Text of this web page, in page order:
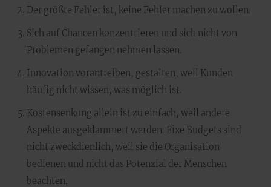
Der größte Fehler ist, keine Fehler machen zu wollen.
Sich auf Chancen konzentrieren und sich nicht von
Problemen gefangen nehmen lassen.
Innovation vorantreiben, gestalten, weil Kunden
häufig nicht wissen, was möglich ist.
Kostensenkung allein ist zu einfach, weil andere
Aspekte ausgeklammert werden. Fixe Budgets sind
nicht zweckdienlich, weil sie die Organisation
bedienen und nicht das Potenzial der Menschen
beachten.